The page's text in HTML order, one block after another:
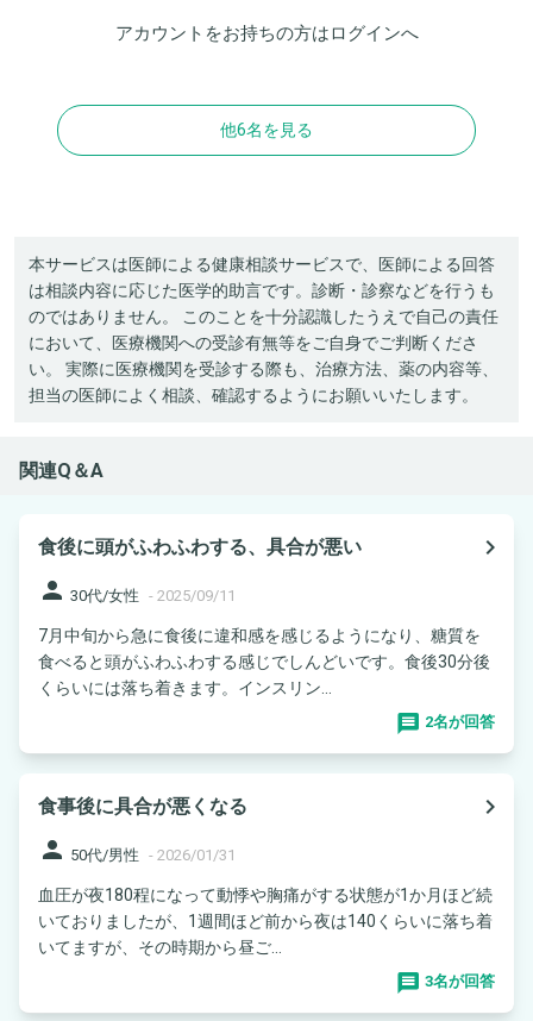
アカウントをお持ちの方はログインへ
他6名を見る
本サービスは医師による健康相談サービスで、医師による回答
は相談内容に応じた医学的助言です。診断・診察などを行うも
のではありません。 このことを十分認識したうえで自己の責任
において、医療機関への受診有無等をご自身でご判断くださ
い。 実際に医療機関を受診する際も、治療方法、薬の内容等、
担当の医師によく相談、確認するようにお願いいたします。
関連Q＆A
食後に頭がふわふわする、具合が悪い
navigate_next
person 30代/女性 - 2025/09/11
7月中旬から急に食後に違和感を感じるようになり、糖質を
食べると頭がふわふわする感じでしんどいです。食後30分後
くらいには落ち着きます。インスリン...
2名が回答
食事後に具合が悪くなる
navigate_next
person 50代/男性 - 2026/01/31
血圧が夜180程になって動悸や胸痛がする状態が1か月ほど続
いておりましたが、1週間ほど前から夜は140くらいに落ち着
いてますが、その時期から昼ご...
3名が回答